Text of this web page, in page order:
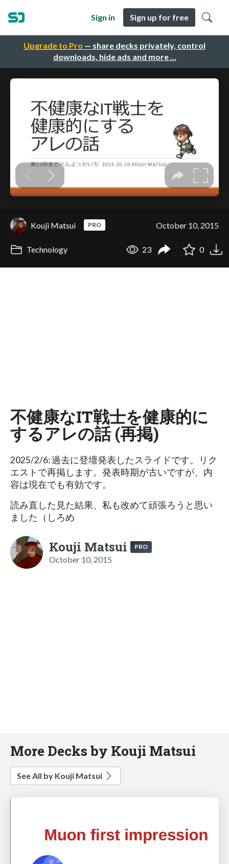
Upgrade to Pro — share decks privately, control
downloads, hide ads and more …
Sign in Sign up for free
Kouji Matsui PRO October 10, 2015
Technology 23 0
不健康なIT戦士を健康的に
するアレの話 (再掲)
2025/2/6: 過去に登壇発表したスライドです。リク
エストで再掲します。発表時期が古いですが、内
容は現在でも有効です。
読み直した見た結果、私も改めて頑張ろうと思い
ました（しろめ
Kouji Matsui PRO
October 10, 2015
More Decks by Kouji Matsui
See All by Kouji Matsui